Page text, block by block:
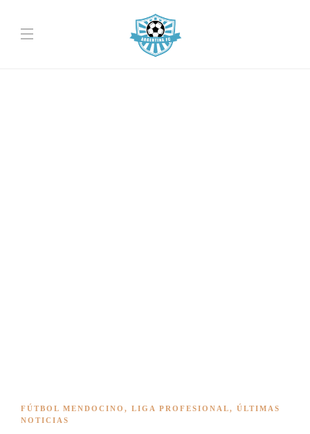
FÚTBOL MENDOCINO , LIGA PROFESIONAL, ÚLTIMAS
NOTICIAS